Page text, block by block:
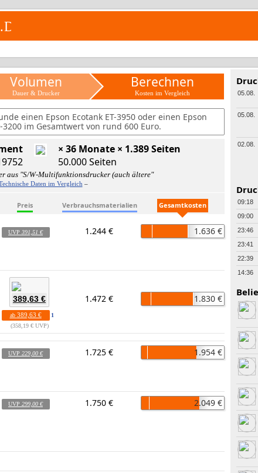
Volumen
Dauer & Drucker
Berechnen
Kosten im Vergleich
einen Epson Ecotank ET-3950 oder einen Epson
3200 im Gesamtwert von rund 600 Euro.
× 36 Monate × 1.389 Seiten
50.000 Seiten
aus "S/W-Multifunktionsdrucker (auch ältere"
Daten im Vergleich –
Preis Verbrauchsmaterialien Gesamtkosten
UVP 391,51 € 1.244 € 1.636 €
389,63 €
ab 389,63 €
1
358,19 € UVP
1.472 € 1.830 €
UVP 229,00 € 1.725 € 1.954 €
UVP 299,00 € 1.750 € 2.049 €
05.08.
05.08.
02.08.
09:18
09:00
23:46
23:41
22:39
14:36